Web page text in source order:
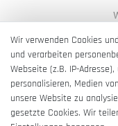
Wir verwenden Cookies
und verarbeiten
Webseite (z.B. IP-
personalisieren, Medien
unsere Website zu
gesetzte Cookies. Wir